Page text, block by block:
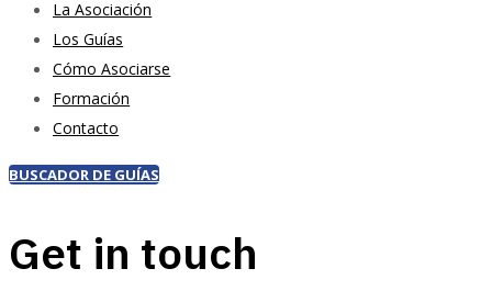
La Asociación
Los Guías
Cómo Asociarse
Formación
Contacto
BUSCADOR DE GUÍAS
Get in touch